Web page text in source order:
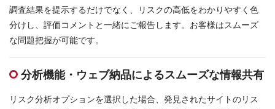
調査結果を提示するだけでなく、リスクの高低をわかりやすく色
分けし、評価コメントと一緒にご報告します。お客様はスムーズ
な問題把握が可能です。
分析機能・ウェブ納品によるスムーズな情報共有
リスク分析オプションを選択した場合、発見されたサイトのリス